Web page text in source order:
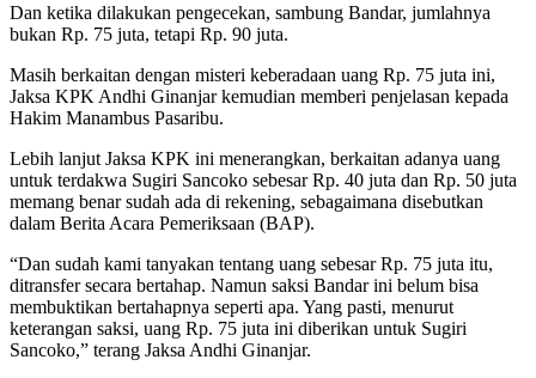
Dan ketika dilakukan pengecekan, sambung Bandar, jumlahnya
bukan Rp. 75 juta, tetapi Rp. 90 juta.
Masih berkaitan dengan misteri keberadaan uang Rp. 75 juta ini,
Jaksa KPK Andhi Ginanjar kemudian memberi penjelasan kepada
Hakim Manambus Pasaribu.
Lebih lanjut Jaksa KPK ini menerangkan, berkaitan adanya uang
untuk terdakwa Sugiri Sancoko sebesar Rp. 40 juta dan Rp. 50 juta
memang benar sudah ada di rekening, sebagaimana disebutkan
dalam Berita Acara Pemeriksaan (BAP).
“Dan sudah kami tanyakan tentang uang sebesar Rp. 75 juta itu,
ditransfer secara bertahap. Namun saksi Bandar ini belum bisa
membuktikan bertahapnya seperti apa. Yang pasti, menurut
keterangan saksi, uang Rp. 75 juta ini diberikan untuk Sugiri
Sancoko,” terang Jaksa Andhi Ginanjar.